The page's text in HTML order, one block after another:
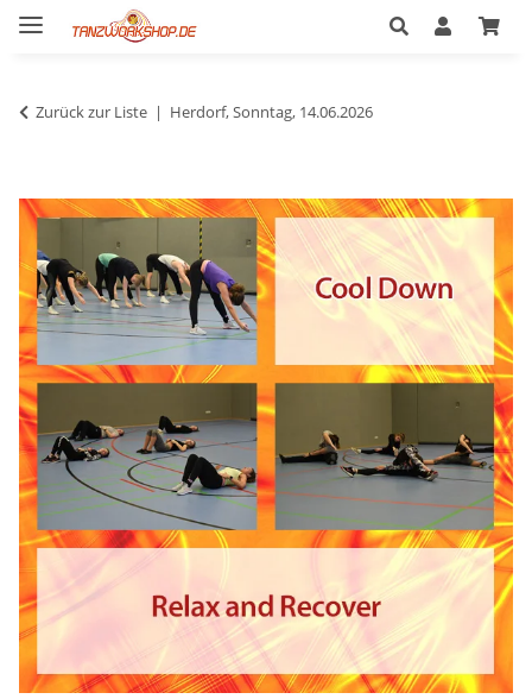
Zurück zur Liste Herdorf, Sonntag, 14.06.2026